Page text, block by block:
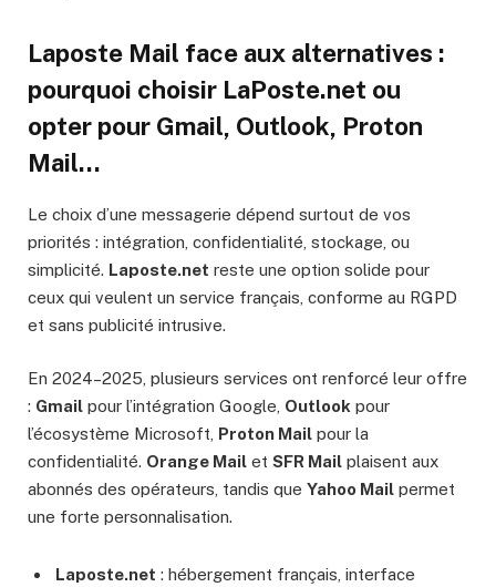
Laposte Mail face aux alternatives :
pourquoi choisir LaPoste.net ou
opter pour Gmail, Outlook, Proton
Mail…
Le choix d’une messagerie dépend surtout de vos
priorités : intégration, confidentialité, stockage, ou
simplicité. Laposte.net reste une option solide pour
ceux qui veulent un service français, conforme au RGPD
et sans publicité intrusive.
En 2024–2025, plusieurs services ont renforcé leur offre
: Gmail pour l’intégration Google, Outlook pour
l’écosystème Microsoft, Proton Mail pour la
confidentialité. Orange Mail et SFR Mail plaisent aux
abonnés des opérateurs, tandis que Yahoo Mail permet
une forte personnalisation.
Laposte.net : hébergement français, interface